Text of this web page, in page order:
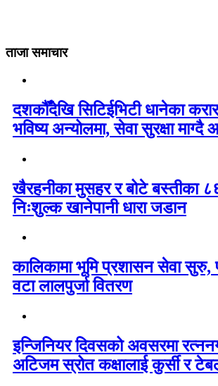
ताजा समाचार
दशकौँदेखि सिटिईभिटी धानेका करार
भविष्य अन्योलमा, सेवा सुरक्षा माग्दै
खैरहनीका मुसहर र बोटे बस्तीका
निःशुल्क खानेपानी धारा जडान
कालिकामा भूमि प्रशासन सेवा सुरु,
वटा लालपुर्जा वितरण
इन्जिनियर दिवसको अवसरमा
अटिजम स्रोत कक्षालाई कुर्सी र